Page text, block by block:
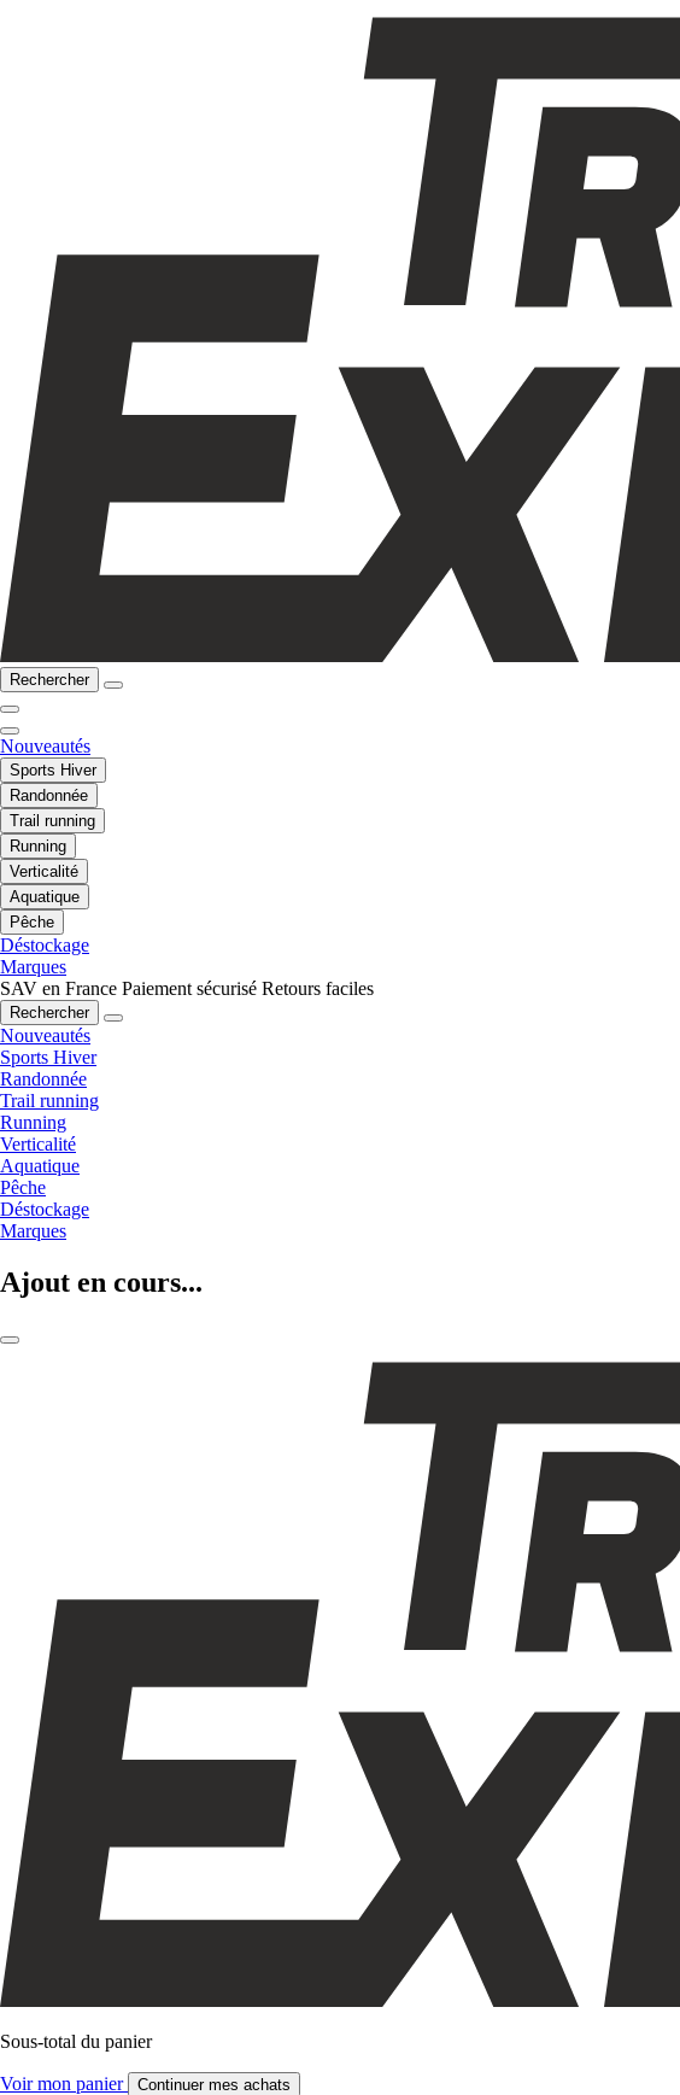
Rechercher
Nouveautés
Sports Hiver
Randonnée
Trail running
Running
Verticalité
Aquatique
Pêche
Déstockage
Marques
SAV en France Paiement sécurisé Retours faciles
Rechercher
Nouveautés
Sports Hiver
Randonnée
Trail running
Running
Verticalité
Aquatique
Pêche
Déstockage
Marques
Ajout en cours...
Sous-total du panier
Voir mon panier Continuer mes achats